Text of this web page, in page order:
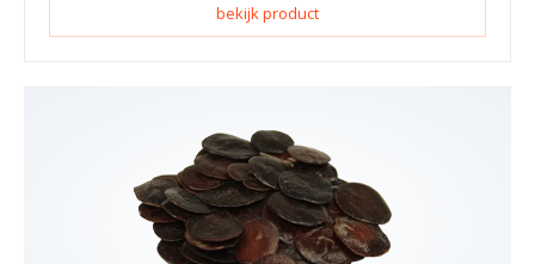
bekijk product